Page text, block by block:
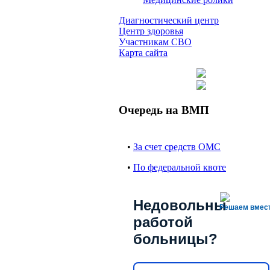
Диагностический центр
Центр здоровья
Участникам СВО
Карта сайта
Очередь на ВМП
• За счет средств ОМС
• По федеральной квоте
Решаем
Недовольны
работой
больницы?